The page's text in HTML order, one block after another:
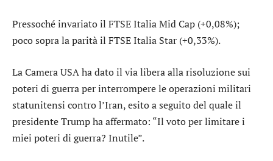
Pressoché invariato il FTSE Italia Mid Cap (+0,08%);
poco sopra la parità il FTSE Italia Star (+0,33%).
La Camera USA ha dato il via libera alla risoluzione sui
poteri di guerra per interrompere le operazioni militari
statunitensi contro l’Iran, esito a seguito del quale il
presidente Trump ha affermato: “Il voto per limitare i
miei poteri di guerra? Inutile”.